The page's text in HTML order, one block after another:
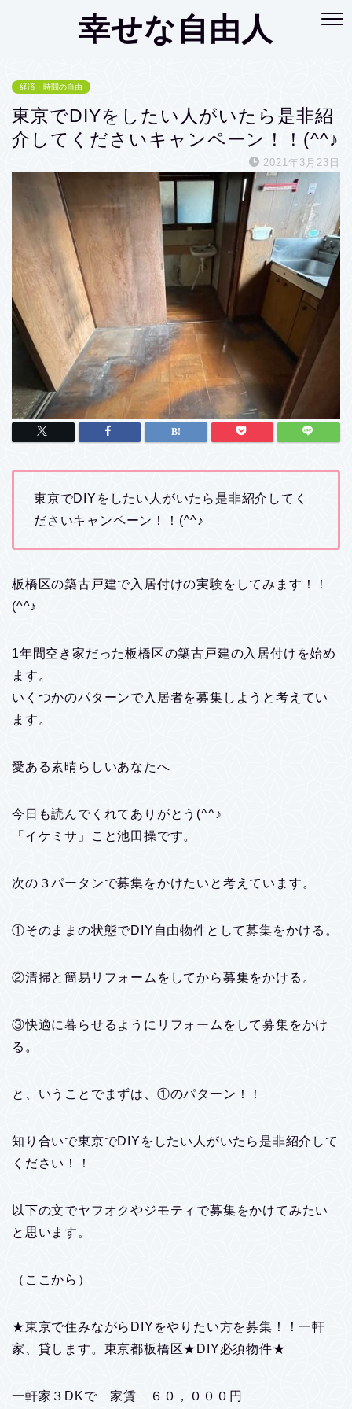
幸せな自由人
経済・時間の自由
東京でDIYをしたい人がいたら是非紹
介してくださいキャンペーン！！(^^♪
2021年3月23日
東京でDIYをしたい人がいたら是非紹介してく
ださいキャンペーン！！(^^♪
板橋区の築古戸建で入居付けの実験をしてみます！！
(^^♪
1年間空き家だった板橋区の築古戸建の入居付けを始め
ます。
いくつかのパターンで入居者を募集しようと考えてい
ます。
愛ある素晴らしいあなたへ
今日も読んでくれてありがとう(^^♪
「イケミサ」こと池田操です。
次の３パータンで募集をかけたいと考えています。
①そのままの状態でDIY自由物件として募集をかける。
②清掃と簡易リフォームをしてから募集をかける。
③快適に暮らせるようにリフォームをして募集をかけ
る。
と、いうことでまずは、①のパターン！！
知り合いで東京でDIYをしたい人がいたら是非紹介して
ください！！
以下の文でヤフオクやジモティで募集をかけてみたい
と思います。
（ここから）
★東京で住みながらDIYをやりたい方を募集！！一軒
家、貸します。東京都板橋区★DIY必須物件★
一軒家３DKで 家賃 ６０，０００円